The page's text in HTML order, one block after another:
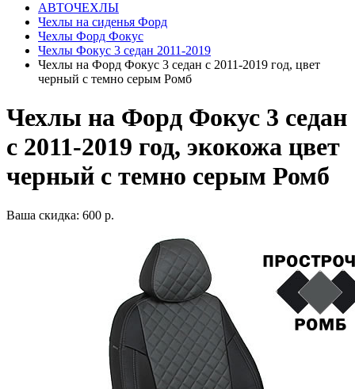
АВТОЧЕХЛЫ
Чехлы на сиденья Форд
Чехлы Форд Фокус
Чехлы Фокус 3 седан 2011-2019
Чехлы на Форд Фокус 3 седан с 2011-2019 год, цвет
черный с темно серым Ромб
Чехлы на Форд Фокус 3 седан
с 2011-2019 год, экокожа цвет
черный с темно серым Ромб
Ваша скидка: 600 р.